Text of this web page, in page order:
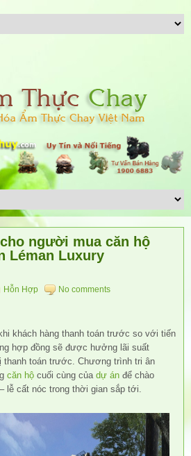
người mua căn hộ
Léman Luxury
Hỗn Hợp No comments
khách hàng thanh toán trước so với tiến
hợp đồng sẽ được hưởng lãi suất
thanh toán trước. Chương trình tri ân
căn hộ cuối cùng của dự án để chào
lễ cất nóc trong thời gian sắp tới.